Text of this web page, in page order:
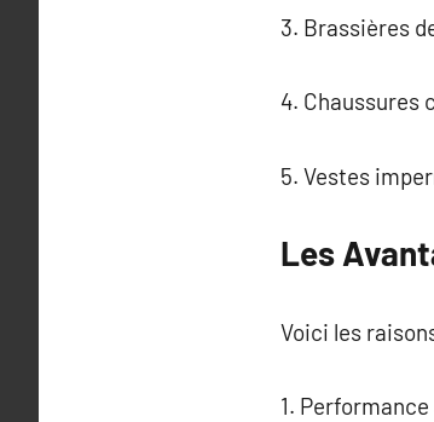
3. Brassières
4. Chaussures
5. Vestes
Les
Voici les
1.